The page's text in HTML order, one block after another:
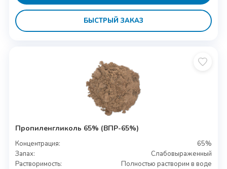
БЫСТРЫЙ ЗАКАЗ
Пропиленгликоль 65% (ВПР-65%)
Концентрация:
65%
Запах:
Слабовыраженный
Растворимость:
Полностью растворим в воде